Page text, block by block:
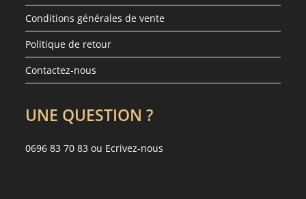
Conditions générales de vente
Politique de retour
Contactez-nous
UNE QUESTION ?
0696 83 70 83 ou Ecrivez-nous